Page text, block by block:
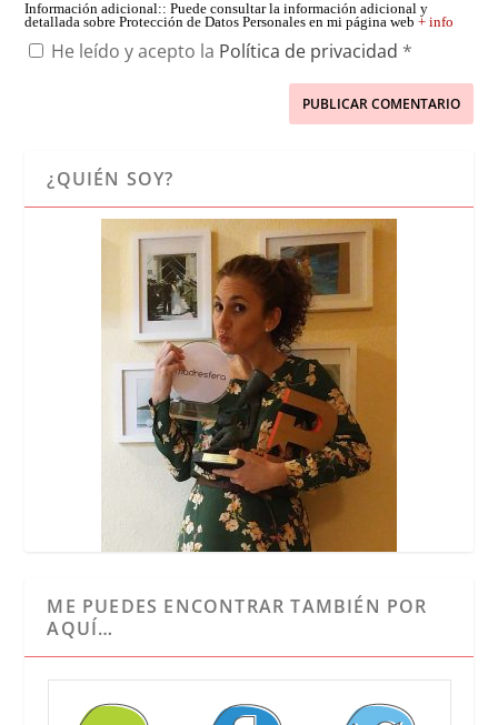
Información adicional:: Puede consultar la información adicional y
detallada sobre Protección de Datos Personales en mi página web+ info
He leído y acepto la Política de privacidad *
¿QUIÉN SOY?
ME PUEDES ENCONTRAR TAMBIÉN POR
AQUÍ…